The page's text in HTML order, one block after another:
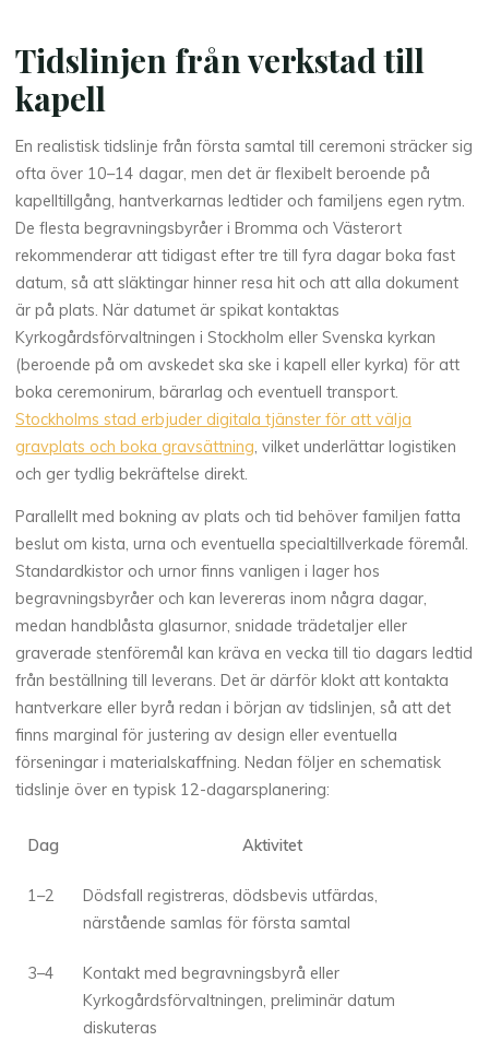
Tidslinjen från verkstad till
kapell
En realistisk tidslinje från första samtal till ceremoni sträcker sig
ofta över 10–14 dagar, men det är flexibelt beroende på
kapelltillgång, hantverkarnas ledtider och familjens egen rytm.
De flesta begravningsbyråer i Bromma och Västerort
rekommenderar att tidigast efter tre till fyra dagar boka fast
datum, så att släktingar hinner resa hit och att alla dokument
är på plats. När datumet är spikat kontaktas
Kyrkogårdsförvaltningen i Stockholm eller Svenska kyrkan
(beroende på om avskedet ska ske i kapell eller kyrka) för att
boka ceremonirum, bärarlag och eventuell transport.
Stockholms stad erbjuder digitala tjänster för att välja
gravplats och boka gravsättning, vilket underlättar logistiken
och ger tydlig bekräftelse direkt.
Parallellt med bokning av plats och tid behöver familjen fatta
beslut om kista, urna och eventuella specialtillverkade föremål.
Standardkistor och urnor finns vanligen i lager hos
begravningsbyråer och kan levereras inom några dagar,
medan handblåsta glasurnor, snidade trädetaljer eller
graverade stenföremål kan kräva en vecka till tio dagars ledtid
från beställning till leverans. Det är därför klokt att kontakta
hantverkare eller byrå redan i början av tidslinjen, så att det
finns marginal för justering av design eller eventuella
förseningar i materialskaffning. Nedan följer en schematisk
tidslinje över en typisk 12-dagarsplanering:
Dag Aktivitet
1–2
Dödsfall registreras, dödsbevis utfärdas,
närstående samlas för första samtal
3–4
Kontakt med begravningsbyrå eller
Kyrkogårdsförvaltningen, preliminär datum
diskuteras